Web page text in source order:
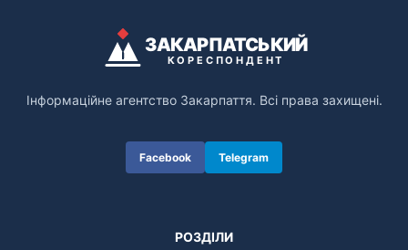
ЗАКАРПАТСЬКИЙ
КОРЕСПОНДЕНТ
Інформаційне агентство Закарпаття. Всі права захищені.
Facebook Telegram
РОЗДІЛИ